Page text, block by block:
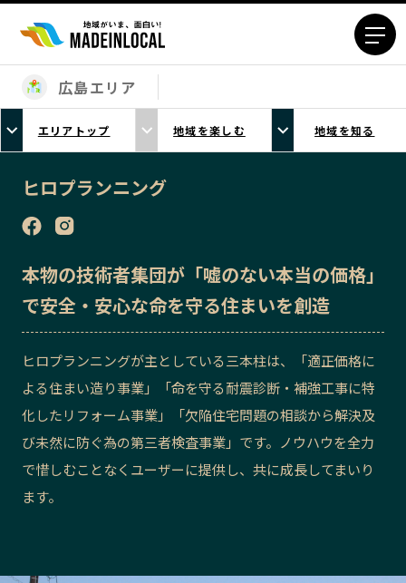
エリアから探す
北海道エリア
青森エリア
岩手エリア
福島エリア
埼玉エリア
千葉エリア
東京23区エリア
多摩エリア
富山エリア
石川エリア
山梨エリア
広島エリア
エリアトップ 地域を楽しむ 地域を知る
ヒロプランニング
本物の技術者集団が「嘘のない本当の価格」
で安全・安心な命を守る住まいを創造
ヒロプランニングが主としている三本柱は、「適正価格に
よる住まい造り事業」「命を守る耐震診断・補強工事に特
化したリフォーム事業」「欠陥住宅問題の相談から解決及
び未然に防ぐ為の第三者検査事業」です。ノウハウを全力
で惜しむことなくユーザーに提供し、共に成長してまいり
ます。